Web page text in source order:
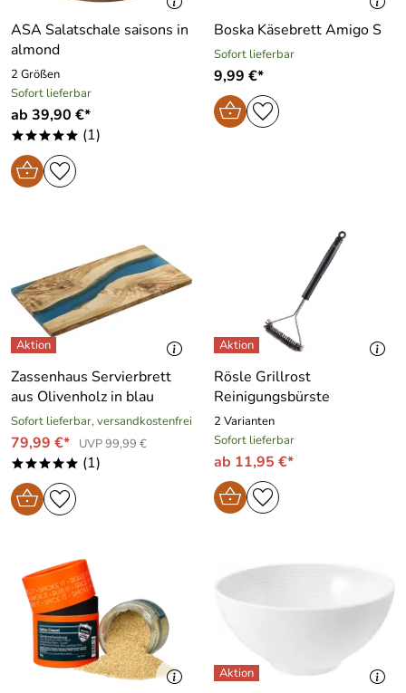
ASA Salatschale saisons in
almond
2 Größen
Sofort lieferbar
ab 39,90 €*
***** (1)
Boska Käsebrett Amigo S
Sofort lieferbar
9,99 €*
Zassenhaus Servierbrett
aus Olivenholz in blau
Sofort lieferbar, versandkostenfrei
79,99 €* UVP 99,99 €
***** (1)
Rösle Grillrost
Reinigungsbürste
2 Varianten
Sofort lieferbar
ab 11,95 €*